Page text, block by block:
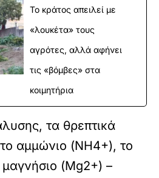
Το κράτος απειλεί με
«λουκέτα» τους
αγρότες, αλλά αφήνει
τις «βόμβες» στα
κοιμητήρια
τα θρεπτικά
αμμώνιο (NH4+), το
μαγνήσιο (Mg2+) –